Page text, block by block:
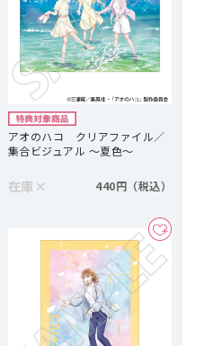
アオのハコ クリアファイル／
集合ビジュアル ～夏色～
在庫 × 440円